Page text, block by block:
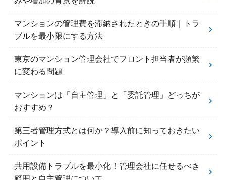
マンションの管理費を滞納されたときの手順｜トラ
ブルを最小限にする方法
東京のマンション管理会社でフロント担当者が頻繁
に変わる問題
マンションは「自主管理」と「委託管理」どっちが
おすすめ？
第三者管理方式とは何か？導入前に知っておきたい
ポイント
共用設備トラブルを最小化！管理会社に任せるべき